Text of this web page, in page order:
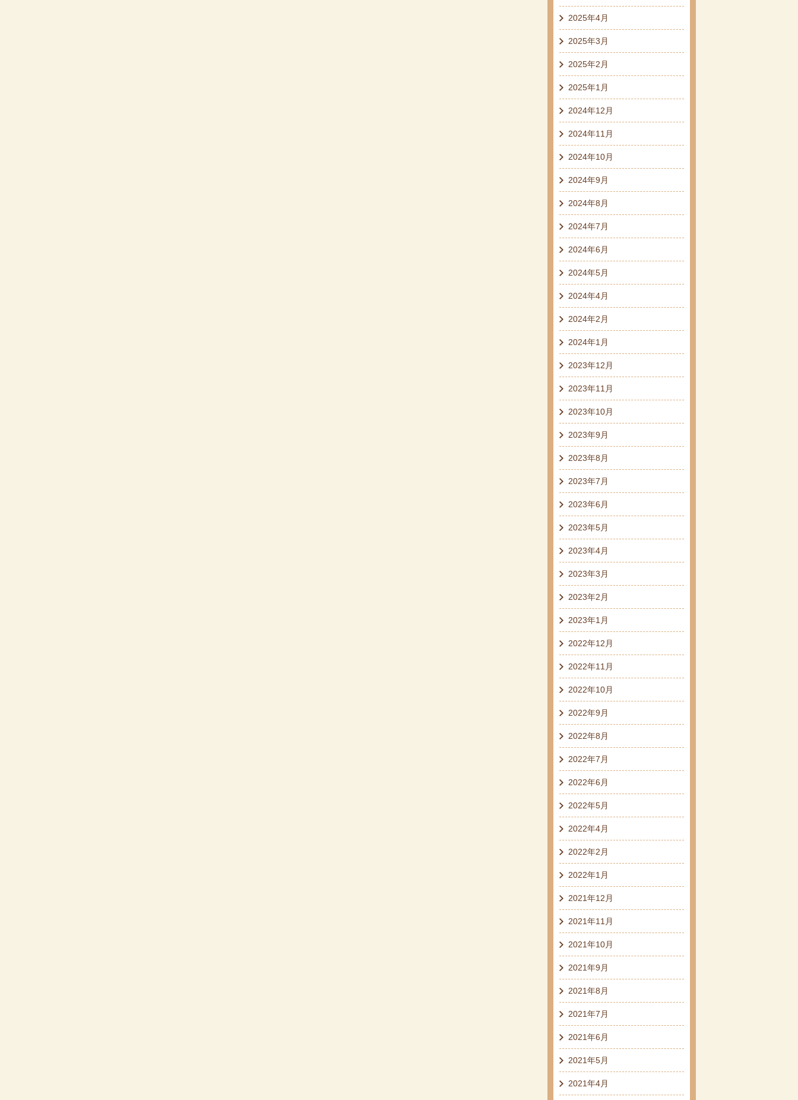
2025年4月
2025年3月
2025年2月
2025年1月
2024年12月
2024年11月
2024年10月
2024年9月
2024年8月
2024年7月
2024年6月
2024年5月
2024年4月
2024年2月
2024年1月
2023年12月
2023年11月
2023年10月
2023年9月
2023年8月
2023年7月
2023年6月
2023年5月
2023年4月
2023年3月
2023年2月
2023年1月
2022年12月
2022年11月
2022年10月
2022年9月
2022年8月
2022年7月
2022年6月
2022年5月
2022年4月
2022年2月
2022年1月
2021年12月
2021年11月
2021年10月
2021年9月
2021年8月
2021年7月
2021年6月
2021年5月
2021年4月